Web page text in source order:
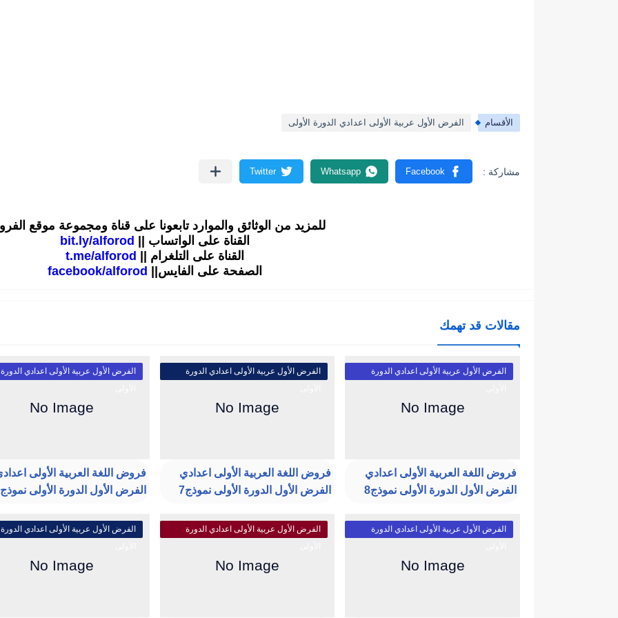
الأقسام الفرض الأول عربية الأولى اعدادي الدورة الأولى
للمزيد من الوثائق والموارد تابعونا على قناة ومجموعة موقع
القناة على الواتساب ||
bit.ly/alforod
القناة على التلغرام ||
t.me/alforod
الصفحة على الفايس||
facebook/alforod
مقالات قد تهمك
الفرض الأول عربية الأولى اعدادي الدورة
فروض اللغة العربية الأولى اعدادي
الفرض الأول الدورة الأولى نموذج8
الفرض الأول عربية الأولى اعدادي الدورة
فروض اللغة العربية الأولى اعدادي
الفرض الأول الدورة الأولى نموذج7
الفرض الأول عربية الأولى اعدادي الدورة
فروض اللغة العربية الأولى
الفرض الأول الدورة الأولى نموذج6
الفرض الأول عربية الأولى اعدادي الدورة
الفرض الأول عربية الأولى اعدادي الدورة
الفرض الأول عربية الأولى اعدادي الدورة